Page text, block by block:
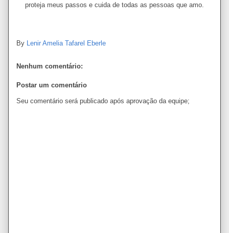
proteja meus passos e cuida de todas as pessoas que amo.
By Lenir Amelia Tafarel Eberle
Nenhum comentário:
Postar um comentário
Seu comentário será publicado após aprovação da equipe;